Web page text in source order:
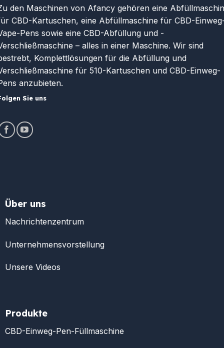
den Maschinen von Afancy gehören eine
CBD-Kartuschen, eine Abfüllmaschine für CBD-
Pens sowie eine CBD-Abfüllung und -
– alles in einer Maschine. Wir sind
Komplettlösungen für die Abfüllung und
für 510-Kartuschen und CBD-Einweg-
anzubieten.
Sie uns
Über uns
Nachrichtenzentrum
Unternehmensvorstellung
Unsere Videos
Produkte
CBD-Einweg-Pen-Füllmaschine